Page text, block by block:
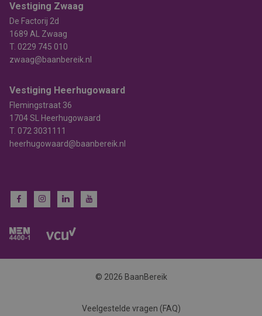
Vestiging Zwaag
De Factorij 2d
1689 AL Zwaag
T. 0229 745 010
zwaag@baanbereik.nl
Vestiging Heerhugowaard
Flemingstraat 36
1704 SL Heerhugowaard
T. 072 3031111
heerhugowaard@baanbereik.nl
© 2026 BaanBereik
Veelgestelde vragen (FAQ)